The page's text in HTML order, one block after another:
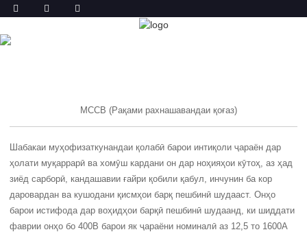
МАҲСУЛОТ
MCCB (Рақами рахнашавандаи қоғаз)
Шабакаи муҳофизаткунандаи қолабӣ барои интиқоли ҷараён дар
ҳолати муқаррарӣ ва хомӯш кардани он дар ноҳияҳои кӯтоҳ, аз ҳад
зиёд сарборӣ, кандашавии ғайри қобили қабул, инчунин ба кор
даровардан ва кушодани қисмҳои барқ ​​пешбинӣ шудааст. Онҳо
барои истифода дар воҳидҳои барқӣ пешбинӣ шудаанд, ки шиддати
фаврии онҳо бо 400В барои як ҷараёни номиналӣ аз 12,5 то 1600А